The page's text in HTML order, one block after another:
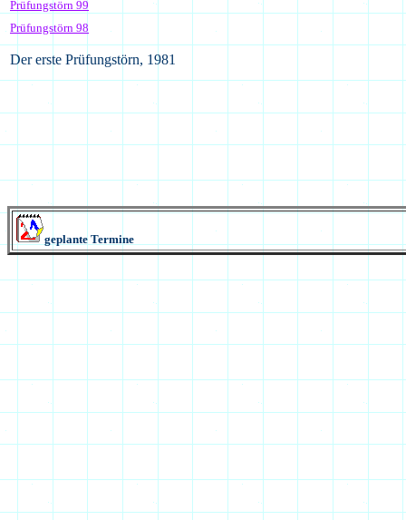
Prüfungstörn 99
Prüfungstörn 98
Der erste Prüfungstörn, 1981
geplante Termine